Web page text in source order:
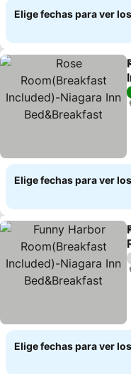
Elige fechas para ver
Elige fechas para ver
Elige fechas para ver